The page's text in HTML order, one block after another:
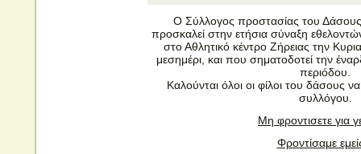
Ο Σύλλογος προστασίας του
προσκαλεί στην ετήσια σύναξη
στο Αθλητικό κέντρο Ζήρειας την
μεσημέρι, και που σηματοδοτεί την
περιόδου.
Καλούνται όλοι οι φίλοι του δάσους
συλλόγου.
Μη φροντισετε για
Φροντίσαμε